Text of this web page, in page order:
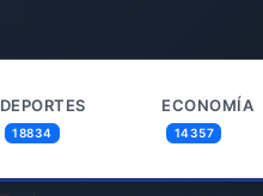
DEPORTES
18834
ECONOMÍA
14357